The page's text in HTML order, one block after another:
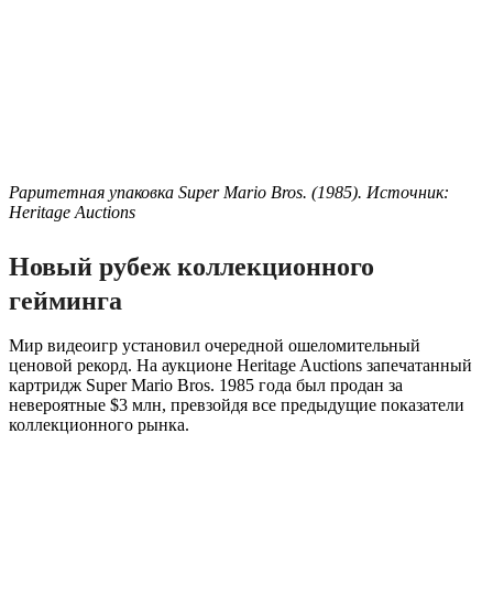
Раритетная упаковка Super Mario Bros. (1985). Источник:
Heritage Auctions
Новый рубеж коллекционного
гейминга
Мир видеоигр установил очередной ошеломительный
ценовой рекорд. На аукционе Heritage Auctions запечатанный
картридж Super Mario Bros. 1985 года был продан за
невероятные $3 млн, превзойдя все предыдущие показатели
коллекционного рынка.